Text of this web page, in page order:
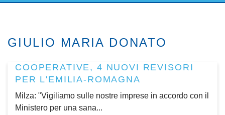
GIULIO MARIA DONATO
COOPERATIVE, 4 NUOVI REVISORI
PER L'EMILIA-ROMAGNA
Milza: "Vigiliamo sulle nostre imprese in accordo con il
Ministero per una sana...